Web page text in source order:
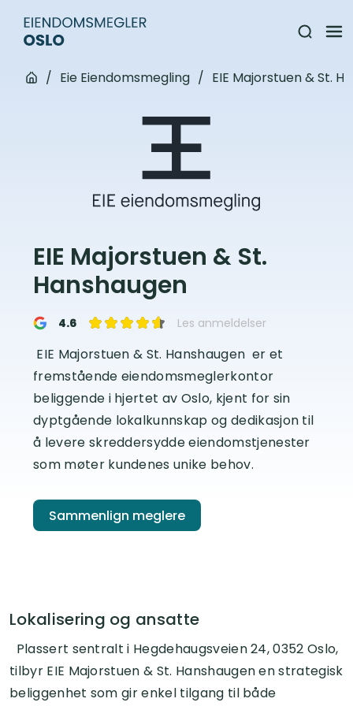
/ Eie Eiendomsmegling / EIE Majorstuen & St.
EIE Majorstuen & St.
Hanshaugen
4.6 Les anmeldelser
EIE Majorstuen & St. Hanshaugen er et
fremstående eiendomsmeglerkontor
beliggende i hjertet av Oslo, kjent for sin
dyptgående lokalkunnskap og dedikasjon til
å levere skreddersydde eiendomstjenester
som møter kundenes unike behov.
Sammenlign meglere
Lokalisering og ansatte
Plassert sentralt i Hegdehaugsveien 24, 0352 Oslo,
tilbyr EIE Majorstuen & St. Hanshaugen en strategisk
beliggenhet som gir enkel tilgang til både